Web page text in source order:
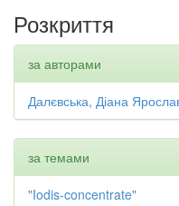
Розкриття
за авторами
Далєвська, Діана
за темами
"Iodis-concentrate"